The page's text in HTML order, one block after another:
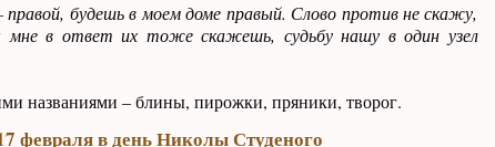
будешь в моем доме правый. Слово против не скажу,
мне в ответ их тоже скажешь, судьбу нашу в один узел
названиями – блины, пирожки, пряники, творог.
февраля в день Николы Студеного